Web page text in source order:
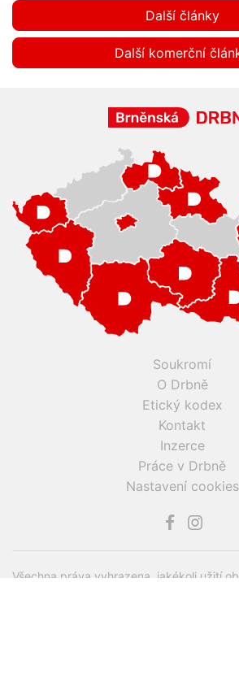
Další články
Další komerční
Soukromí
O Drbně
Etický kodex
Kontakt
Inzerce
Práce v Drbně
Nastavení cookies
Všechna práva vyhrazena, jakékoli užití